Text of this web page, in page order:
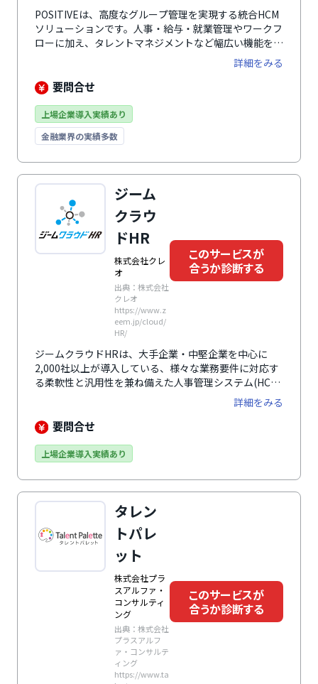
POSITIVEは、高度なグループ管理を実現する統合HCM
ソリューションです。人事・給与・就業管理やワークフ
ローに加え、タレントマネジメントなど幅広い機能を備
え、人材情報を一元管理できます。複数企業を単一シス
テムで管理できるマルチカンパニー機能にも対応してお
り、制度や運用が異なる企業グループの人事業務標準化
トや人的資本経営の推進、人事DXの基盤構築に活用で
きるサービスです。
詳細をみる
要問合せ
上場企業導入実績あり
金融業界の実績多数
ジーム
クラウ
ドHR
株式会社クレ
オ
出典：株式会社
クレオ
https://www.z
eem.jp/cloud/
HR/
このサービスが
合うか診断する
ジームクラウドHRは、大手企業・中堅企業を中心に
2,000社以上が導入している、様々な業務要件に対応す
る柔軟性と汎用性を兼ね備えた人事管理システム(HCM)
です。人事と給与を完全統合することにより、二重入力
やデータの連携作業など、業務の無駄を省略し、人事情
報の更新作業や給与計算処理などの通常業務の効率化を
標準対応することで、さらに業務の効率化を実現しま
の照会はスマートフォンやタブレットで利用することが
可能なため、ペーパーレス化も実現できます。サポート
センターやSE訪問による支援サービスなど、様々なサ
ポート体制でお客様の業務を支援します。
詳細をみる
要問合せ
上場企業導入実績あり
タレン
トパレ
ット
株式会社プラ
スアルファ・
コンサルティ
ング
出典：株式会社
プラスアルフ
ァ・コンサルテ
ィング
https://www.ta
このサービスが
合うか診断する